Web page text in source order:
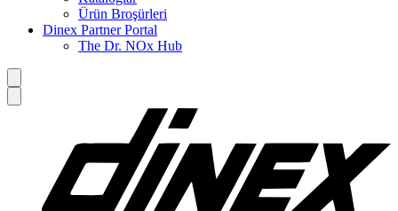
Ürün Broşürleri
Dinex Partner Portal
The Dr. NOx Hub